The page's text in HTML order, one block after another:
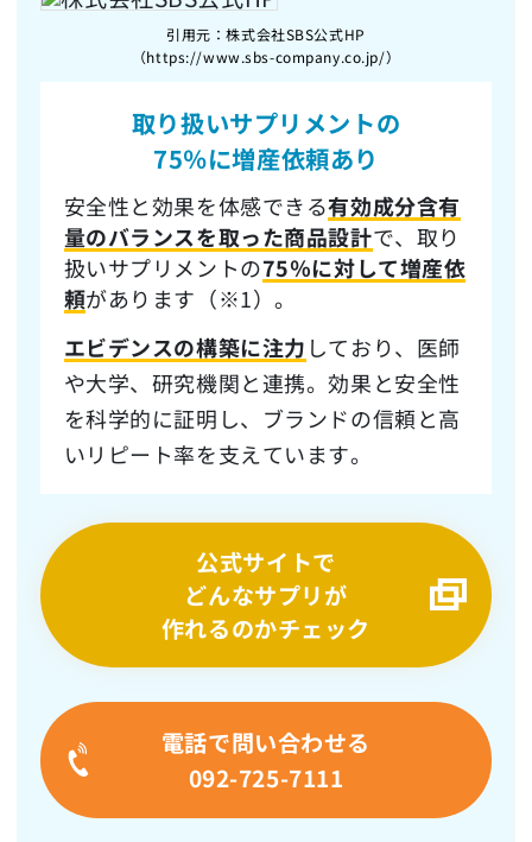
引用元：株式会社SBS公式HP
（https://www.sbs-company.co.jp/）
取り扱いサプリメントの
75％に増産依頼あり
安全性と効果を体感できる有効成分含有
量のバランスを取った商品設計で、取り
扱いサプリメントの75％に対して増産依
頼があります（※1）。
エビデンスの構築に注力 しており、医師
や大学、研究機関と連携。効果と安全性
を科学的に証明し、ブランドの信頼と高
いリピート率を支えています。
公式サイトで
どんなサプリが
作れるのかチェック
電話で問い合わせる
092-725-7111